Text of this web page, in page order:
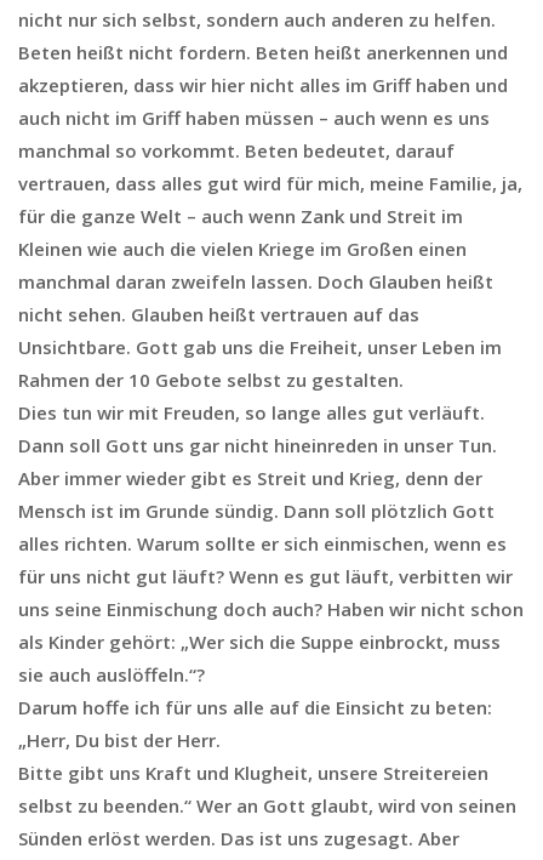
nicht nur sich selbst, sondern auch anderen zu helfen.
Beten heißt nicht fordern. Beten heißt anerkennen und
akzeptieren, dass wir hier nicht alles im Griff haben und
auch nicht im Griff haben müssen – auch wenn es uns
manchmal so vorkommt. Beten bedeutet, darauf
vertrauen, dass alles gut wird für mich, meine Familie, ja,
für die ganze Welt – auch wenn Zank und Streit im
Kleinen wie auch die vielen Kriege im Großen einen
manchmal daran zweifeln lassen. Doch Glauben heißt
nicht sehen. Glauben heißt vertrauen auf das
Unsichtbare. Gott gab uns die Freiheit, unser Leben im
Rahmen der 10 Gebote selbst zu gestalten.
Dies tun wir mit Freuden, so lange alles gut verläuft.
Dann soll Gott uns gar nicht hineinreden in unser Tun.
Aber immer wieder gibt es Streit und Krieg, denn der
Mensch ist im Grunde sündig. Dann soll plötzlich Gott
alles richten. Warum sollte er sich einmischen, wenn es
für uns nicht gut läuft? Wenn es gut läuft, verbitten wir
uns seine Einmischung doch auch? Haben wir nicht schon
als Kinder gehört: „Wer sich die Suppe einbrockt, muss
sie auch auslöffeln.“?
Darum hoffe ich für uns alle auf die Einsicht zu beten:
„Herr, Du bist der Herr.
Bitte gibt uns Kraft und Klugheit, unsere Streitereien
selbst zu beenden.“ Wer an Gott glaubt, wird von seinen
Sünden erlöst werden. Das ist uns zugesagt. Aber